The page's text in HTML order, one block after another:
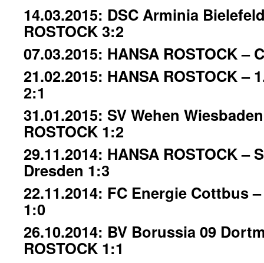
14.03.2015: DSC Arminia
ROSTOCK 3:2
07.03.2015: HANSA ROSTOCK –
21.02.2015: HANSA ROSTOCK –
2:1
31.01.2015: SV Wehen
ROSTOCK 1:2
29.11.2014: HANSA ROSTOCK –
Dresden 1:3
22.11.2014: FC Energie Cottbus
1:0
26.10.2014: BV Borussia 09
ROSTOCK 1:1